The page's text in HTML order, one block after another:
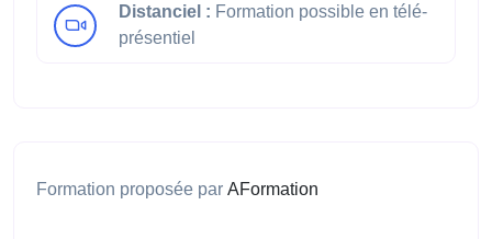
Distanciel : Formation possible en télé-
présentiel
Formation proposée par AFormation